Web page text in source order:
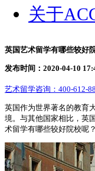
关于
英国艺术留学有哪些较好
发布时间：2020-04-10
艺术留学咨询： 400-612-
英国作为世界著名的教育
境。与其他国家相比，英
术留学有哪些较好院校呢